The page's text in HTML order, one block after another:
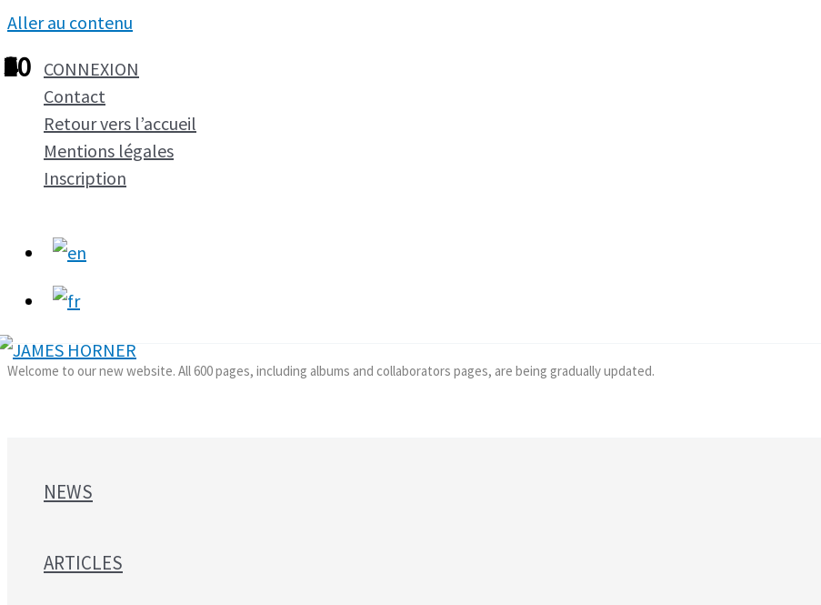
Aller au contenu
CONNEXION
Contact
Retour vers l’accueil
Mentions légales
Inscription
Welcome to our new website. All 600 pages, including albums and collaborators pages, are being gradually updated.
NEWS
ARTICLES
1
2
3
4
5
6
7
8
9
10